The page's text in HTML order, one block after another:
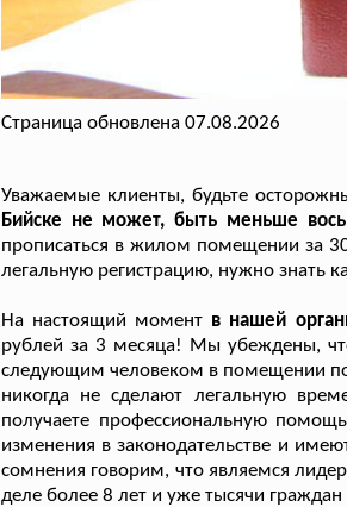
Страница обновлена 07.08.2026
Уважаемые клиенты, будьте
Бийске не может, быть меньше
прописаться в жилом помещении за
легальную регистрацию, нужно знать
На настоящий момент в нашей
рублей за 3 месяца! Мы убеждены,
следующим человеком в помещении
никогда не сделают легальную
получаете профессиональную
изменения в законодательстве и
сомнения говорим, что являемся
деле более 8 лет и уже тысячи